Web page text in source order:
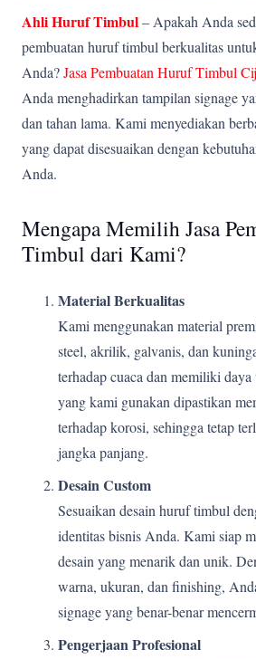
Ahli Huruf Timbul– Apakah Anda
pembuatan huruf timbul berkualitas
Anda?Jasa Pembuatan Huruf Timbul
Anda menghadirkan tampilan signage
dan tahan lama. Kami menyediakan
yang dapat disesuaikan dengan
Anda.
Mengapa Memilih Jasa
Timbul dari Kami?
Material Berkualitas
Kami menggunakan material
steel, akrilik, galvanis, dan
terhadap cuaca dan memiliki
yang kami gunakan dipastikan
terhadap korosi, sehingga tetap
jangka panjang.
Desain Custom
Sesuaikan desain huruf timbul
identitas bisnis Anda. Kami siap
desain yang menarik dan unik.
warna, ukuran, dan finishing,
signage yang benar-benar
Pengerjaan Profesional